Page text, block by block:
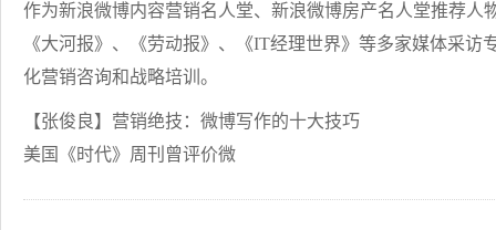
作为新浪微博内容营销名人堂、新浪微博房产名人堂推荐
《大河报》、《劳动报》、《IT经理世界》等多家媒体采
化营销咨询和战略培训。
【张俊良】营销绝技：微博写作的十大技巧
美国《时代》周刊曾评价微